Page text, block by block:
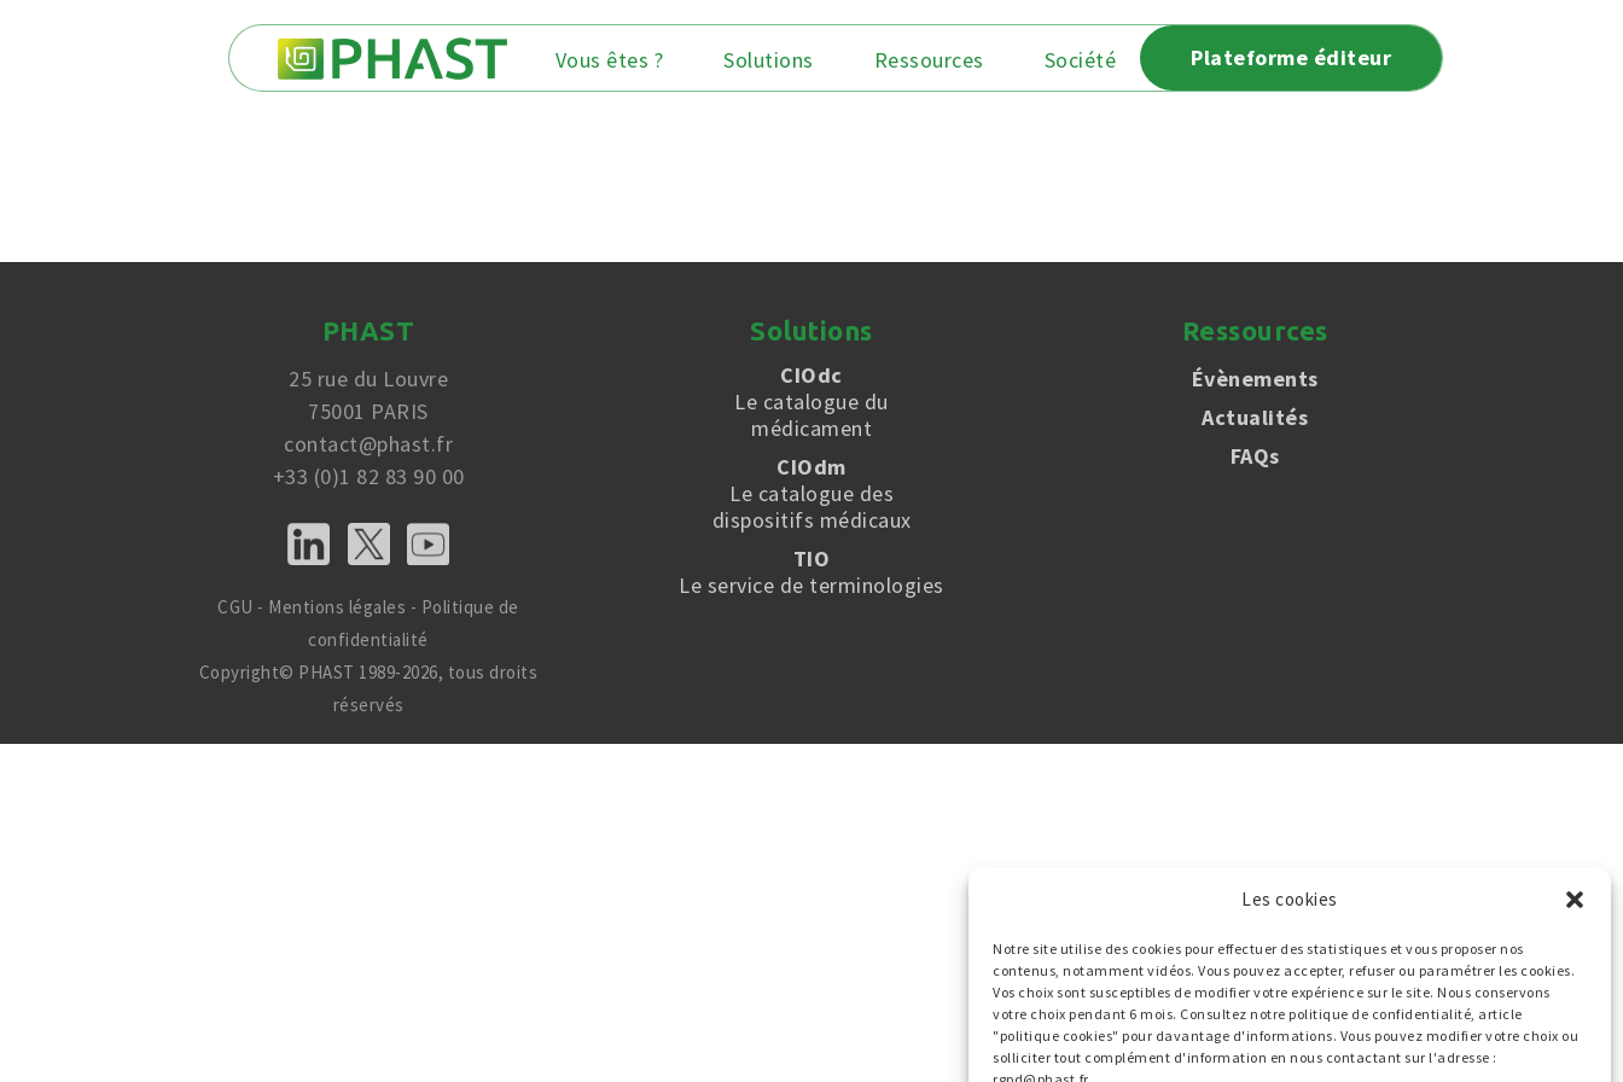
Les cookies
Notre site utilise des cookies pour effectuer des statistiques et vous proposer nos
contenus, notamment vidéos. Vous pouvez accepter, refuser ou paramétrer les cookies.
Vos choix sont susceptibles de modifier votre expérience sur le site. Nous conservons
votre choix pendant 6 mois. Consultez notre politique de confidentialité, article
"politique cookies" pour davantage d'informations. Vous pouvez modifier votre choix ou
solliciter tout complément d'information en nous contactant sur l'adresse :
Vous êtes ? Solutions Ressources Société Plateforme éditeur
PHAST
25 rue du Louvre
75001 PARIS
contact@phast.fr
+33 (0)1 82 83 90 00
CGU - Mentions légales - Politique de
confidentialité
Copyright© PHAST 1989-2026, tous droits
réservés
Solutions
CIOdc
Le catalogue du
médicament
CIOdm
Le catalogue des
dispositifs médicaux
TIO
Le service de terminologies
Ressources
Évènements
Actualités
FAQs